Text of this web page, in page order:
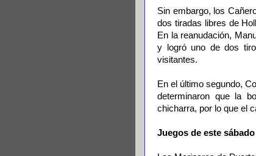
Sin embargo, los
dos tiradas libres de
En la reanudación,
y logró uno de dos
visitantes.
En el último segundo,
determinaron que la
chicharra, por lo que el
Juegos de este sábado